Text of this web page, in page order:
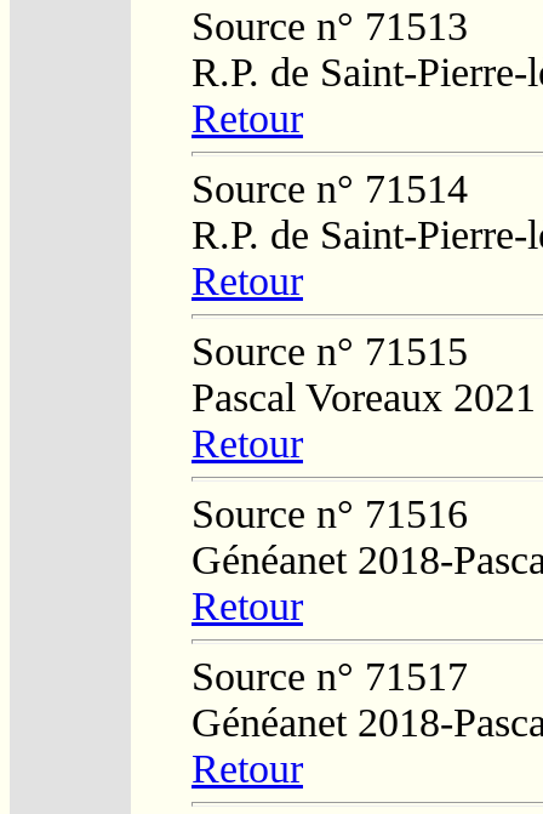
Source n° 71513
R.P. de Saint-
Retour
Source n° 71514
R.P. de Saint-
Retour
Source n° 71515
Pascal Voreaux 2021
Retour
Source n° 71516
Généanet 2018-
Retour
Source n° 71517
Généanet 2018-
Retour